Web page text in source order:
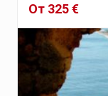
От 325 €